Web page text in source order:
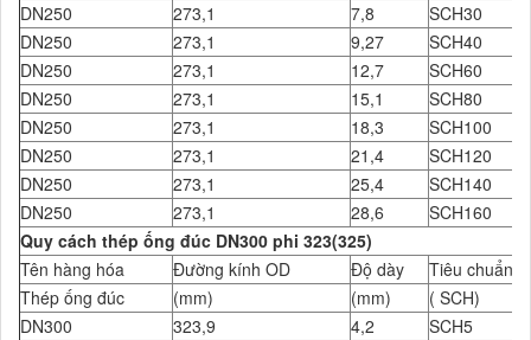
DN250
273,1 7,8
SCH30
DN250
273,1 9,27
SCH40
DN250
273,1 12,7
SCH60
DN250
273,1 15,1
SCH80
DN250
273,1 18,3
SCH100
DN250
273,1 21,4
SCH120
DN250
273,1 25,4
SCH140
DN250
273,1 28,6
SCH160
Quy cách thép ống đúc DN300 phi 323(325)
Tên hàng hóa
Đường kính OD Độ dày
Tiêu chuẩn
Thép ống đúc
(mm) (mm)
( SCH)
DN300
323,9 4,2
SCH5